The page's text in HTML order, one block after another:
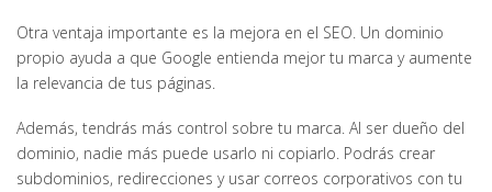
Otra ventaja importante es la mejora en el SEO. Un dominio
propio ayuda a que Google entienda mejor tu marca y aumente
la relevancia de tus páginas.
Además, tendrás más control sobre tu marca. Al ser dueño del
dominio, nadie más puede usarlo ni copiarlo. Podrás crear
subdominios, redirecciones y usar correos corporativos con tu